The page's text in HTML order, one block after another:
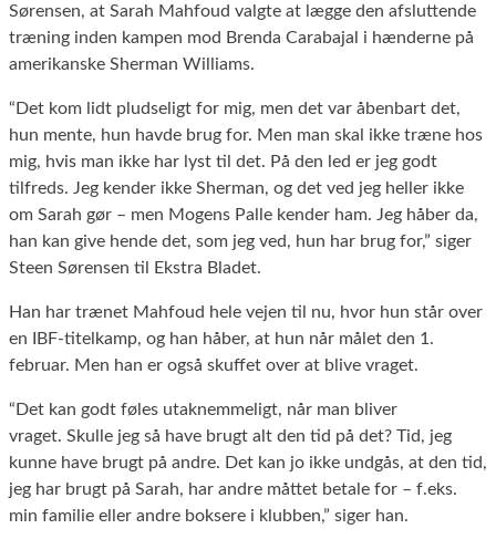
Sørensen, at Sarah Mahfoud valgte at lægge den afsluttende
træning inden kampen mod Brenda Carabajal i hænderne på
amerikanske Sherman Williams.
“Det kom lidt pludseligt for mig, men det var åbenbart det,
hun mente, hun havde brug for. Men man skal ikke træne hos
mig, hvis man ikke har lyst til det. På den led er jeg godt
tilfreds. Jeg kender ikke Sherman, og det ved jeg heller ikke
om Sarah gør – men Mogens Palle kender ham. Jeg håber da,
han kan give hende det, som jeg ved, hun har brug for,” siger
Steen Sørensen til Ekstra Bladet.
Han har trænet Mahfoud hele vejen til nu, hvor hun står over
en IBF-titelkamp, og han håber, at hun når målet den 1.
februar. Men han er også skuffet over at blive vraget.
“Det kan godt føles utaknemmeligt, når man bliver
vraget. Skulle jeg så have brugt alt den tid på det? Tid, jeg
kunne have brugt på andre. Det kan jo ikke undgås, at den tid,
jeg har brugt på Sarah, har andre måttet betale for – f.eks.
min familie eller andre boksere i klubben,” siger han.